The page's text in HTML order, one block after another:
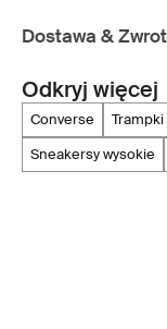
Dostawa &
Odkryj więcej
converse trampki
sneakersy wysokie